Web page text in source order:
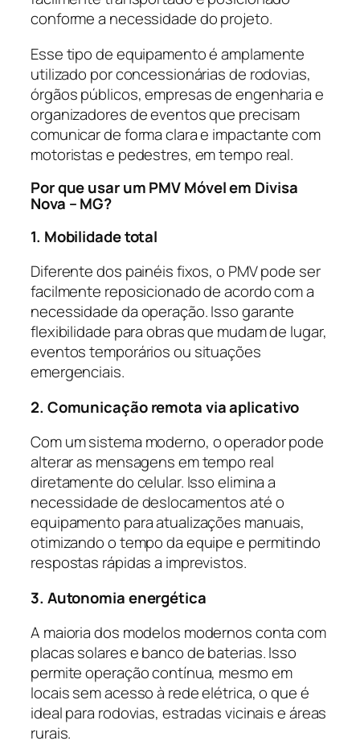
conforme a necessidade do projeto.
Esse tipo de equipamento é amplamente
utilizado por concessionárias de rodovias,
órgãos públicos, empresas de engenharia e
organizadores de eventos que precisam
comunicar de forma clara e impactante com
motoristas e pedestres, em tempo real.
Por que usar um PMV Móvel em Divisa
Nova – MG?
1. Mobilidade total
Diferente dos painéis fixos, o PMV pode ser
facilmente reposicionado de acordo com a
necessidade da operação. Isso garante
flexibilidade para obras que mudam de lugar,
eventos temporários ou situações
emergenciais.
2. Comunicação remota via aplicativo
Com um sistema moderno, o operador pode
alterar as mensagens em tempo real
diretamente do celular. Isso elimina a
necessidade de deslocamentos até o
equipamento para atualizações manuais,
otimizando o tempo da equipe e permitindo
respostas rápidas a imprevistos.
3. Autonomia energética
A maioria dos modelos modernos conta com
placas solares e banco de baterias. Isso
permite operação contínua, mesmo em
locais sem acesso à rede elétrica, o que é
ideal para rodovias, estradas vicinais e áreas
rurais.